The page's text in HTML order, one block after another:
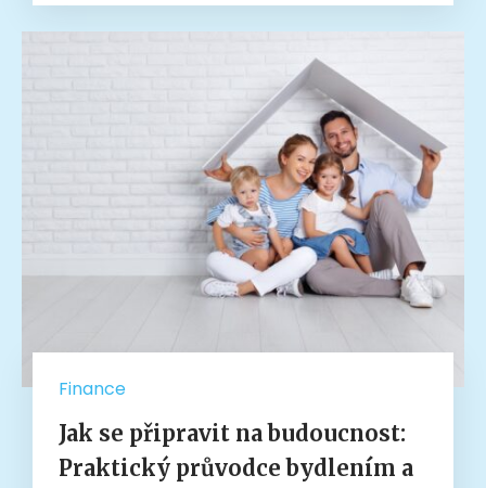
Finance
Jak se připravit na budoucnost:
Praktický průvodce bydlením a